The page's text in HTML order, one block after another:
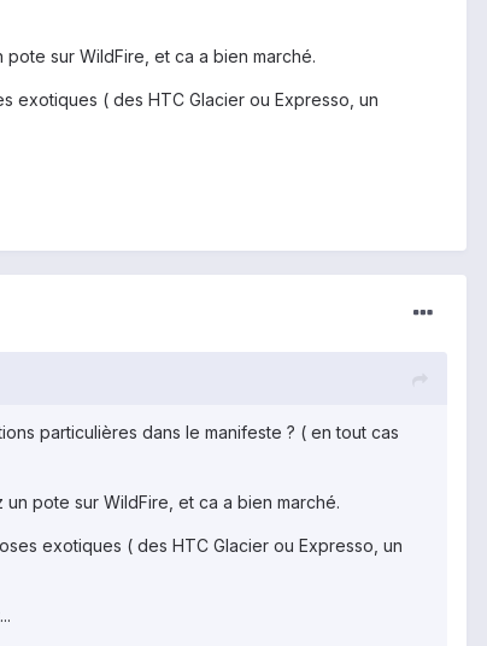
sur WildFire, et ca a bien marché.
exotiques ( des HTC Glacier ou Expresso, un
particulières dans le manifeste ? ( en tout cas
pote sur WildFire, et ca a bien marché.
exotiques ( des HTC Glacier ou Expresso, un